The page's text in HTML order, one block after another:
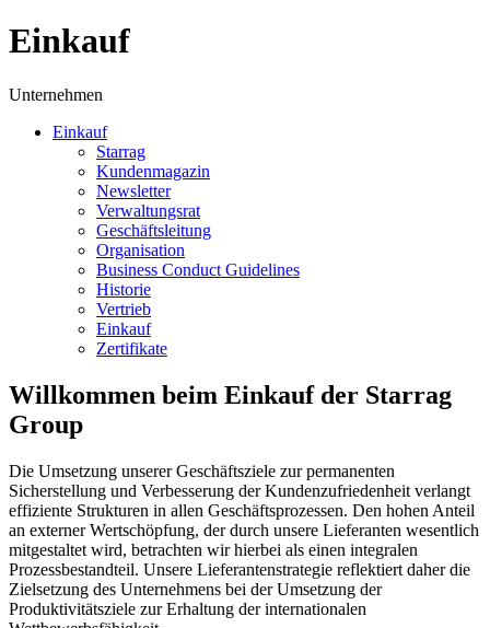
Einkauf
Unternehmen
Einkauf
Starrag
Kundenmagazin
Newsletter
Verwaltungsrat
Geschäftsleitung
Organisation
Business Conduct Guidelines
Historie
Vertrieb
Einkauf
Zertifikate
Willkommen beim Einkauf der Starrag
Group
Die Umsetzung unserer Geschäftsziele zur permanenten
Sicherstellung und Verbesserung der Kundenzufriedenheit verlangt
effiziente Strukturen in allen Geschäftsprozessen. Den hohen Anteil
an externer Wertschöpfung, der durch unsere Lieferanten wesentlich
mitgestaltet wird, betrachten wir hierbei als einen integralen
Prozessbestandteil. Unsere Lieferantenstrategie reflektiert daher die
Zielsetzung des Unternehmens bei der Umsetzung der
Produktivitätsziele zur Erhaltung der internationalen